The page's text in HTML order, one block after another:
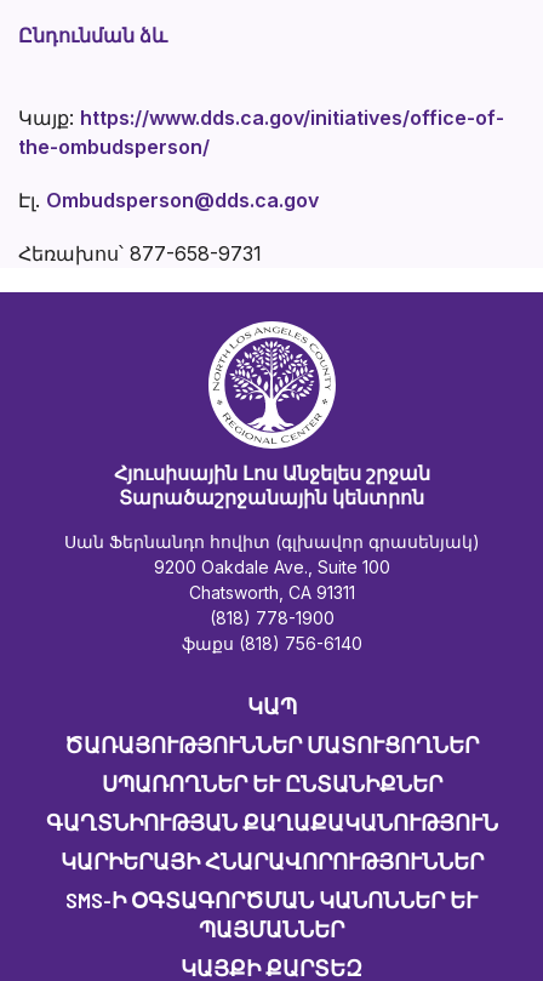
Ընդունման ձև
Կայք: https://www.dds.ca.gov/initiatives/office-of-
the-ombudsperson/
Էլ. Ombudsperson@dds.ca.gov
Հեռախոս՝ 877-658-9731
Հյուսիսային Լոս Անջելես շրջան
Տարածաշրջանային կենտրոն
Սան Ֆերնանդո հովիտ (գլխավոր գրասենյակ)
9200 Oakdale Ave., Suite 100
Chatsworth, CA 91311
(818) 778-1900
ֆաքս (818) 756-6140
ԿԱՊ
ԾԱՌԱՅՈՒԹՅՈՒՆՆԵՐ ՄԱՏՈՒՑՈՂՆԵՐ
ՍՊԱՌՈՂՆԵՐ ԵՒ ԸՆՏԱՆԻՔՆԵՐ
ԳԱՂՏՆԻՈՒԹՅԱՆ ՔԱՂԱՔԱԿԱՆՈՒԹՅՈՒՆ
ԿԱՐԻԵՐԱՅԻ ՀՆԱՐԱՎՈՐՈՒԹՅՈՒՆՆԵՐ
SMS-Ի ՕԳՏԱԳՈՐԾՄԱՆ ԿԱՆՈՆՆԵՐ ԵՒ Պ
ԱՅՄԱՆՆԵՐ
ԿԱՅՔԻ ՔԱՐՏԵԶ